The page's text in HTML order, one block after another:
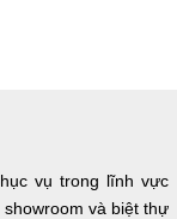
vụ trong lĩnh vực
và biệt thự